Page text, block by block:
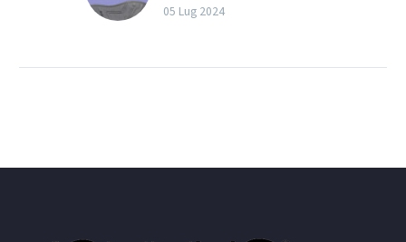
Ispirata dalle tendenze
05 Lug 2024